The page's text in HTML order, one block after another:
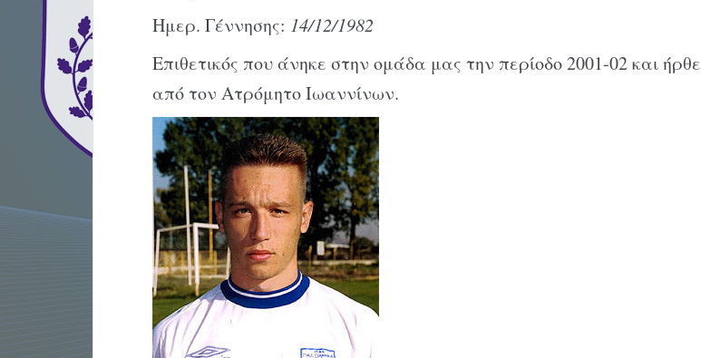
Ημερ. Γέννησης: 14/12/1982
Επιθετικός που άνηκε στην ομάδα μας την περίοδο 2001-02 και ήρθε
από τον Ατρόμητο Ιωαννίνων.